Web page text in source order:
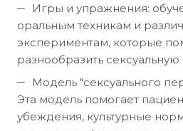
Игры и упражнения:
оральным техникам и
экспериментам, которые
разнообразить
Модель "сексуального
Эта модель помогает
убеждения, культурные